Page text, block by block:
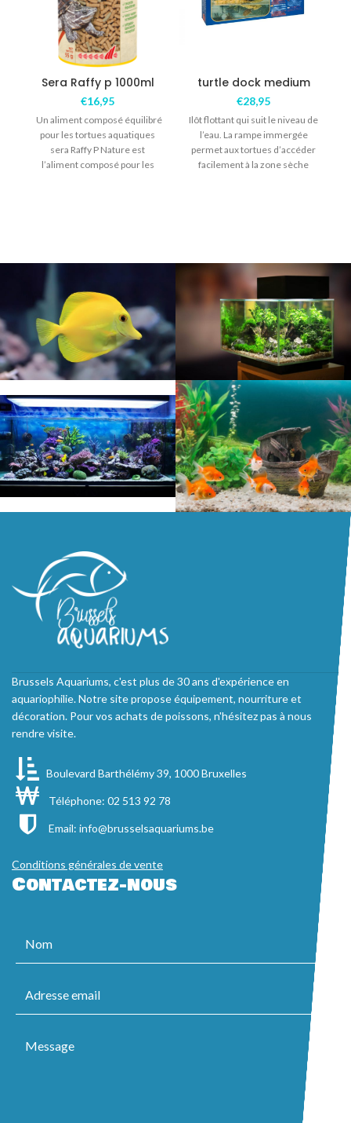
Sera Raffy p 1000ml
€16,95
Un aliment composé équilibré
pour les tortues aquatiques
sera Raffy P Nature est
l’aliment composé pour les
turtle dock medium
€28,95
Ilôt flottant qui suit le niveau de
l’eau. La rampe immergée
permet aux tortues d’accéder
facilement à la zone sèche
Brussels Aquariums, c'est plus de 30 ans d'expérience en
aquariophilie. Notre site propose équipement, nourriture et
décoration. Pour vos achats de poissons, n'hésitez pas à nous
rendre visite.
Boulevard Barthélémy 39, 1000 Bruxelles
Téléphone: 02 513 92 78
Email: info@brusselsaquariums.be
Conditions générales de vente
Contactez-nous